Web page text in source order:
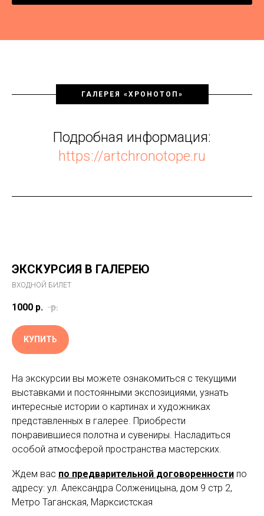
ГАЛЕРЕЯ «ХРОНОТОП»
Подробная информация:
https://artchronotope.ru
ЭКСКУРСИЯ В ГАЛЕРЕЮ
ВХОДНОЙ БИЛЕТ
1000 р. р.
КУПИТЬ
На экскурсии вы можете ознакомиться с текущими
выставками и постоянными экспозициями, узнать
интересные истории о картинах и художниках
представленных в галерее. Приобрести
понравившиеся полотна и сувениры. Насладиться
особой атмосферой пространства мастерских.
Ждем вас по предварительной договоренности по
адресу: ул. Александра Солженицына, дом 9 стр 2,
Метро Таганская, Марксистская